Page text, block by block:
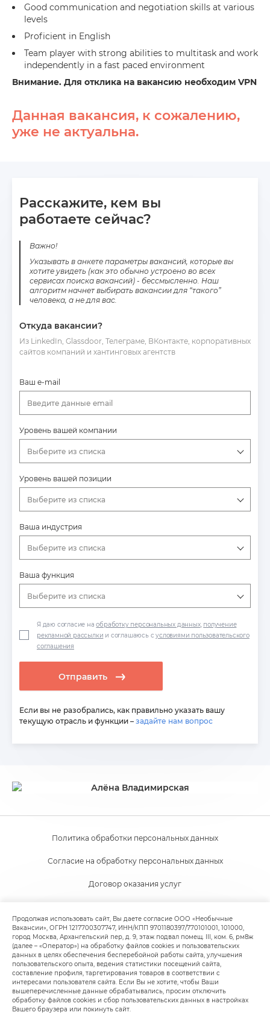
Good communication and negotiation skills at various
levels
Proficient in English
Team player with strong abilities to multitask and work
independently in a fast paced environment
Внимание. Для отклика на вакансию необходим VPN
Данная вакансия, к сожалению,
уже не актуальна.
Расскажите, кем вы
работаете сейчас?
Важно!
Указывать в анкете параметры вакансий, которые вы
хотите увидеть (как это обычно устроено во всех
сервисах поиска вакансий) - бессмысленно. Наш
алгоритм начнет выбирать вакансии для “такого”
человека, а не для вас.
Откуда вакансии?
Из LinkedIn, Glassdoor, Телеграме, ВКонтакте, корпоративных
сайтов компаний и хантинговых агентств
Ваш e-mail
Введите данные email
Уровень вашей компании
Выберите из списка
Уровень вашей позиции
Выберите из списка
Ваша индустрия
Выберите из списка
Ваша функция
Выберите из списка
Я даю согласие наобработку персональных данных, получение
рекламной рассылки и соглашаюсь сусловиями пользовательского
соглашения
Отправить
Если вы не разобрались, как правильно указать вашу
текущую отрасль и функции – задайте нам вопрос
Политика обработки персональных данных
Согласие на обработку персональных данных
Договор оказания услуг
Пользовательское соглашение
Политика обработки файлов cookie
Продолжая использовать сайт, Вы даете согласие ООО «Необычные
Вакансии», ОГРН 1217700307747, ИНН/КПП 9701180397/770101001, 101000,
город Москва, Архангельский пер, д. 9, этаж подвал помещ. III, ком. 6, рм8ж
(далее – «Оператор») на обработку файлов cookies и пользовательских
данных в целях обеспечения бесперебойной работы сайта, улучшения
пользовательского опыта, ведения статистики посещений сайта,
составление профиля, таргетирования товаров в соответствии с
интересами пользователя сайта. Если Вы не хотите, чтобы Ваши
вышеперечисленные данные обрабатывались, просим отключить
обработку файлов cookies и сбор пользовательских данных в настройках
Вашего браузера или покинуть сайт.